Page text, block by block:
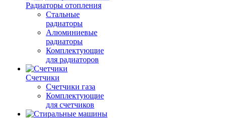
Радиаторы отопления
Стальные
радиаторы
Алюминиевые
радиаторы
Комплектующие
для радиаторов
Счетчики
Счетчики газа
Комплектующие
для счетчиков